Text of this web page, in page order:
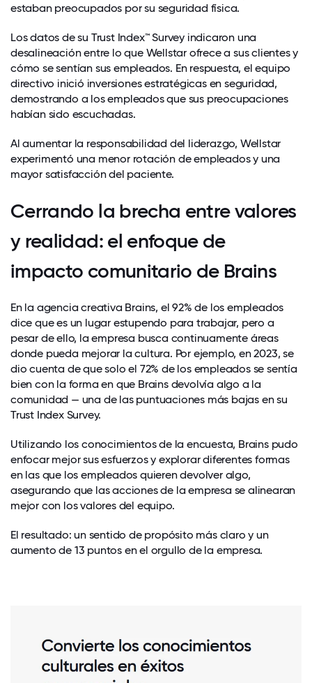
estaban preocupados por su seguridad física.
Los datos de su Trust Index™ Survey indicaron una
desalineación entre lo que Wellstar ofrece a sus clientes y
cómo se sentían sus empleados. En respuesta, el equipo
directivo inició inversiones estratégicas en seguridad,
demostrando a los empleados que sus preocupaciones
habían sido escuchadas.
Al aumentar la responsabilidad del liderazgo, Wellstar
experimentó una menor rotación de empleados y una
mayor satisfacción del paciente.
Cerrando la brecha entre valores
y realidad: el enfoque de
impacto comunitario de Brains
En la agenciacreativa Brains, el 92% de los empleados
dice que es un lugar estupendo para trabajar, pero a
pesar de ello, la empresa busca continuamente áreas
donde pueda mejorar la cultura. Por ejemplo, en 2023, se
dio cuenta de que solo el 72% de los empleados se sentía
bien con la forma en que Brains devolvía algo a la
comunidad — una de las puntuaciones más bajas en su
Trust Index Survey.
Utilizando los conocimientos de la encuesta, Brains pudo
enfocar mejor sus esfuerzos y explorar diferentes formas
en las que los empleados quieren devolver algo,
asegurando que las acciones de la empresa se alinearan
mejor con los valores del equipo.
El resultado: un sentido de propósito más claro y un
aumento de 13 puntos en el orgullo de la empresa.